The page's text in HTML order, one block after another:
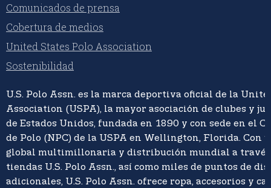
Comunicados de prensa
Cobertura de medios
United States Polo Association
Sostenibilidad
U.S. Polo Assn. es la marca deportiva oficial de la
Association (USPA), la mayor asociación de clubes y
de Estados Unidos, fundada en 1890 y con sede en el
de Polo (NPC) de la USPA en Wellington, Florida. Con
global multimillonaria y distribución mundial a través
tiendas U.S. Polo Assn., así como miles de puntos de
adicionales, U.S. Polo Assn. ofrece ropa, accesorios y